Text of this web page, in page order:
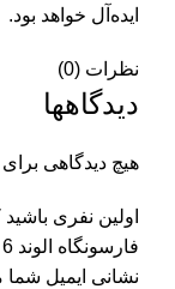
ایده‌آل خواهد بود.
نظرات (0)
دیدگاهها
هیچ دیدگاهی
اولین نفری
فارسونگاه الوند 6 و 8 تن”
نشانی ایمیل